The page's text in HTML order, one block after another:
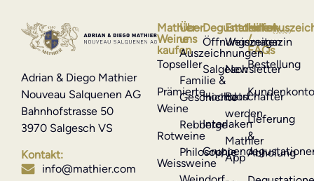
Adrian & Diego Mathier
Nouveau Salquenen AG
Bahnhofstrasse 50
3970 Salgesch VS
Kontakt:
info@mathier.com
Mathier-
Weine
kaufen
Topseller
Prämierte
Weine
Rotweine
Weissweine
Hilfe
/
FAQs
Bestellung
Lieferung
&
Abholung
Entdecken
Weinmagazin
Newsletter
Botschafter
werden
Mathier
App
Degustationen
Öffnungszeiten
Salgesch
Hochdorf
Interlaken
Über
uns
Auszeichnungen
Familie &
Geschichte
Rebberge
Philosophie